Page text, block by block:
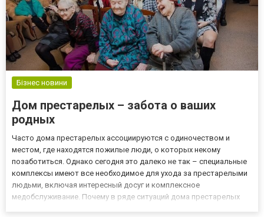
Бізнес новини
Дом престарелых – забота о ваших
родных
Часто дома престарелых ассоциируются с одиночеством и
местом, где находятся пожилые люди, о которых некому
позаботиться. Однако сегодня это далеко не так – специальные
комплексы имеют все необходимое для ухода за престарелыми
людьми, включая интересный досуг и комплексное
медобслуживание. Почему в ряде ситуаций дома престарелых